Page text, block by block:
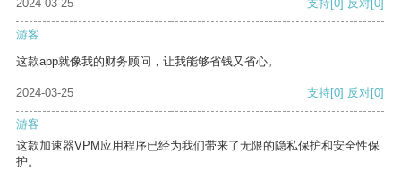
2024-03-25
支持[0] 反对[0]
游客
这款app就像我的财务顾问，让我能够省钱又省心。
2024-03-25 支持[0] 反对[0]
游客
这款加速器VPM应用程序已经为我们带来了无限的隐私保护和安全性保
护。